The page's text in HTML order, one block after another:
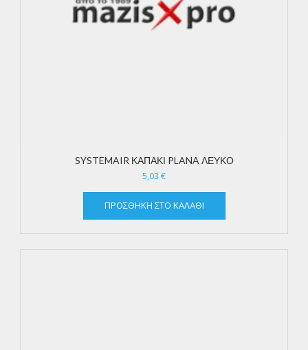
SYSTEMAIR ΚΑΠΑΚΙ PLANA ΛΕΥΚΟ
5,03 €
ΠΡΟΣΘΉΚΗ ΣΤΟ ΚΑΛΆΘΙ